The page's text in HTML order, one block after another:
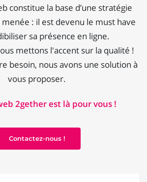
constitue la base d’une stratégie
: il est devenu le must have
sa présence en ligne.
mettons l'accent sur la qualité !
besoin, nous avons une solution à
vous proposer.
2gether est là pour vous !
Contactez-nous !